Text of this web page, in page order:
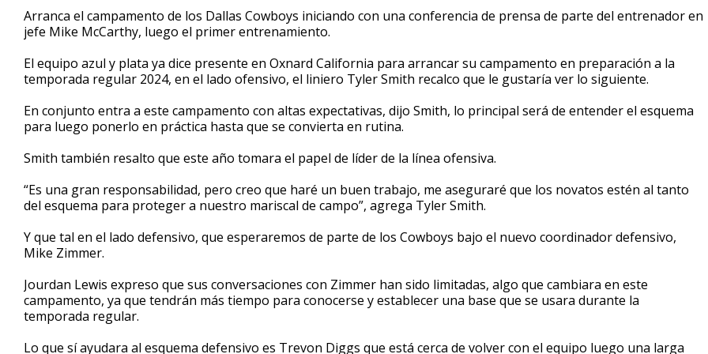
2
minutes,
52
90%
Arranca el campamento de los Dallas Cowboys iniciando con una conferencia de prensa de parte del entrenador en
jefe Mike McCarthy, luego el primer entrenamiento.
El equipo azul y plata ya dice presente en Oxnard California para arrancar su campamento en preparación a la
temporada regular 2024, en el lado ofensivo, el liniero Tyler Smith recalco que le gustaría ver lo siguiente.
En conjunto entra a este campamento con altas expectativas, dijo Smith, lo principal será de entender el esquema
para luego ponerlo en práctica hasta que se convierta en rutina.
Smith también resalto que este año tomara el papel de líder de la línea ofensiva.
“Es una gran responsabilidad, pero creo que haré un buen trabajo, me aseguraré que los novatos estén al tanto
del esquema para proteger a nuestro mariscal de campo”, agrega Tyler Smith.
Y que tal en el lado defensivo, que esperaremos de parte de los Cowboys bajo el nuevo coordinador defensivo,
Mike Zimmer.
Jourdan Lewis expreso que sus conversaciones con Zimmer han sido limitadas, algo que cambiara en este
campamento, ya que tendrán más tiempo para conocerse y establecer una base que se usara durante la
temporada regular.
Lo que sí ayudara al esquema defensivo es Trevon Diggs que está cerca de volver con el equipo luego una larga